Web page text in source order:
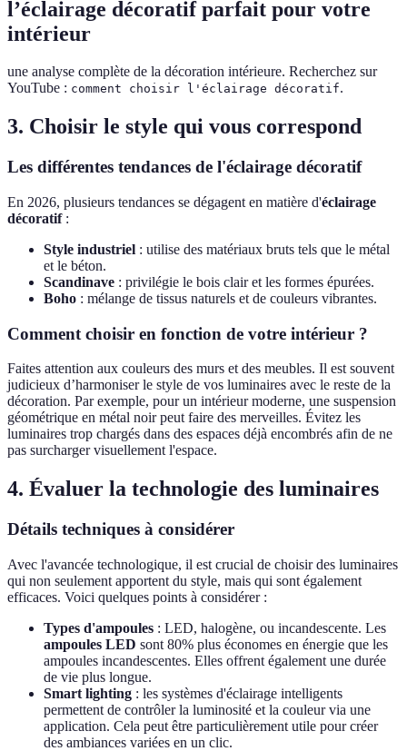
l’éclairage décoratif parfait pour votre
intérieur
une analyse complète de la décoration intérieure. Recherchez sur
YouTube : comment choisir l'éclairage décoratif.
3. Choisir le style qui vous correspond
Les différentes tendances de l'éclairage décoratif
En 2026, plusieurs tendances se dégagent en matière d'éclairage
décoratif:
Style industriel : utilise des matériaux bruts tels que le métal
et le béton.
Scandinave : privilégie le bois clair et les formes épurées.
Boho : mélange de tissus naturels et de couleurs vibrantes.
Comment choisir en fonction de votre intérieur ?
Faites attention aux couleurs des murs et des meubles. Il est souvent
judicieux d’harmoniser le style de vos luminaires avec le reste de la
décoration. Par exemple, pour un intérieur moderne, une suspension
géométrique en métal noir peut faire des merveilles. Évitez les
luminaires trop chargés dans des espaces déjà encombrés afin de ne
pas surcharger visuellement l'espace.
4. Évaluer la technologie des luminaires
Détails techniques à considérer
Avec l'avancée technologique, il est crucial de choisir des luminaires
qui non seulement apportent du style, mais qui sont également
efficaces. Voici quelques points à considérer :
Types d'ampoules : LED, halogène, ou incandescente. Les
ampoules LED sont 80% plus économes en énergie que les
ampoules incandescentes. Elles offrent également une durée
de vie plus longue.
Smart lighting : les systèmes d'éclairage intelligents
permettent de contrôler la luminosité et la couleur via une
application. Cela peut être particulièrement utile pour créer
des ambiances variées en un clic.